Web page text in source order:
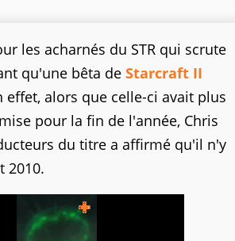
les acharnés du STR qui scrute
qu'une bêta de Starcraft II
effet, alors que celle-ci avait plus
pour la fin de l'année, Chris
du titre a affirmé qu'il n'y
2010.